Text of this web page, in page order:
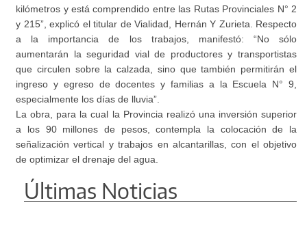
kilómetros y está comprendido entre las Rutas Provinciales N° 2
y 215”, explicó el titular de Vialidad, Hernán Y Zurieta. Respecto
a la importancia de los trabajos, manifestó: “No sólo
aumentarán la seguridad vial de productores y transportistas
que circulen sobre la calzada, sino que también permitirán el
ingreso y egreso de docentes y familias a la Escuela N° 9,
especialmente los días de lluvia”.
La obra, para la cual la Provincia realizó una inversión superior
a los 90 millones de pesos, contempla la colocación de la
señalización vertical y trabajos en alcantarillas, con el objetivo
de optimizar el drenaje del agua.
Últimas Noticias